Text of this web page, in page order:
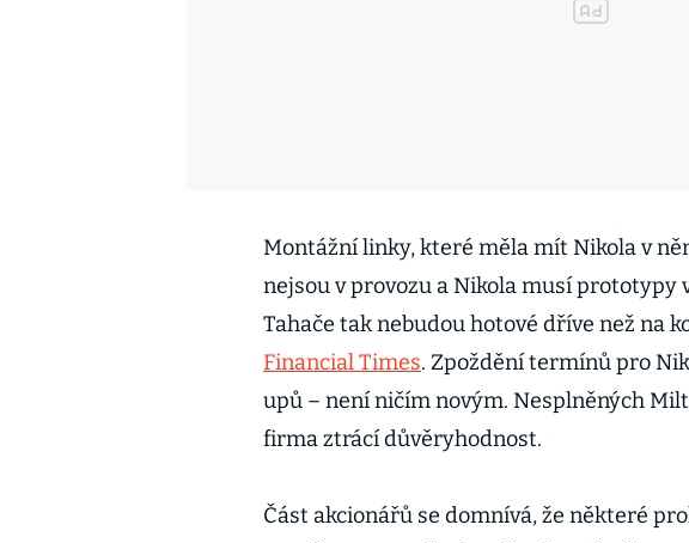
Montážní linky, které měla mít Nikola v
nejsou v provozu a Nikola musí prototypy
Tahače tak nebudou hotové dříve než na
Financial Times. Zpoždění termínů pro
upů – není ničím novým. Nesplněných
firma ztrácí důvěryhodnost.
Část akcionářů se domnívá, že některé